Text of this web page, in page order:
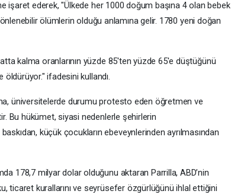
işaret ederek, "Ülkede her 1000 doğum başına 4 olan bebek
ölümlerin olduğu anlamına gelir. 1780 yeni doğan
kalma oranlarının yüzde 85'ten yüzde 65'e düştüğünü
ifadesini kullandı.
üniversitelerde durumu protesto eden öğretmen ve
Bu hükümet, siyasi nedenlerle şehirlerin
küçük çocukların ebeveynlerinden ayrılmasından
178,7 milyar dolar olduğunu aktaran Parrilla, ABD’nin
ticaret kurallarını ve seyrüsefer özgürlüğünü ihlal ettiğini